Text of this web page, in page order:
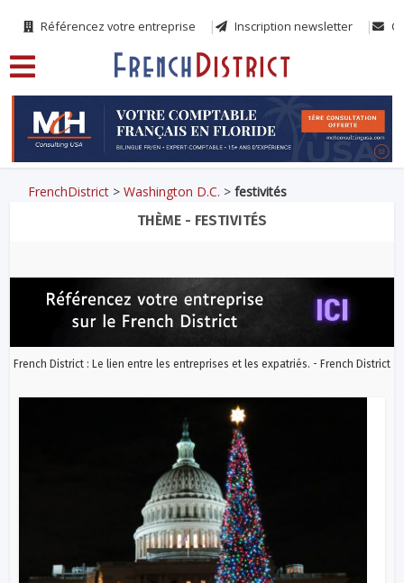
Référencez votre entreprise Inscription newsletter
FrenchDistrict >Washington D.C. >festivités
THÈME - FESTIVITÉS
French District : Le lien entre les entreprises et les expatriés. - French District